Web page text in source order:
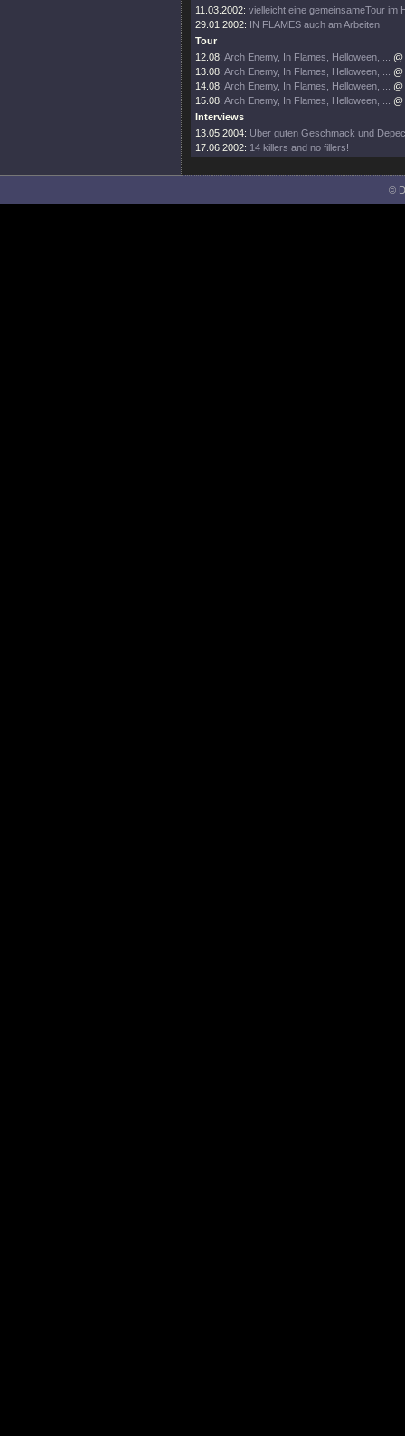
11.03.2002: vielleicht eine gemeinsameTour im
29.01.2002: IN FLAMES auch am Arbeiten
Tour
12.08: Arch Enemy, In Flames, Helloween, ...
13.08: Arch Enemy, In Flames, Helloween, ...
14.08: Arch Enemy, In Flames, Helloween, ...
15.08: Arch Enemy, In Flames, Helloween, ...
Interviews
13.05.2004: Über guten Geschmack und
17.06.2002: 14 killers and no fillers!
©